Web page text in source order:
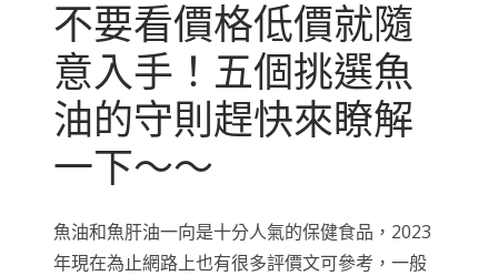
不要看價格低價就隨
意入手！五個挑選魚
油的守則趕快來瞭解
一下～～
魚油和魚肝油一向是十分人氣的保健食品，2023
年現在為止網路上也有很多評價文可參考，一般